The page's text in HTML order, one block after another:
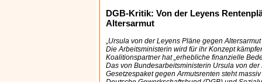
DGB-Kritik: Von der Leyens
Altersarmut
„Ursula von der Leyens Pläne gegen
Die Arbeitsministerin wird für ihr Konzept
Koalitionspartner hat „erhebliche finanzielle
Das von Bundesarbeitsministerin Ursula von
Gesetzespaket gegen Armutsrenten steht